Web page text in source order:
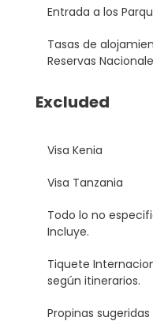
Entrada a los
Tasas de
Reservas
Excluded
Visa Kenia
Visa Tanzania
Todo lo no
Incluye.
Tiquete
según itinerarios.
Propinas